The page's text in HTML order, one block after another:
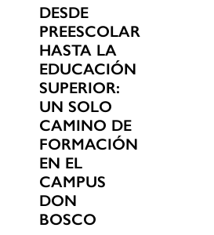
DESDE
PREESCOLAR
HASTA LA
EDUCACIÓN
SUPERIOR:
UN SOLO
CAMINO DE
FORMACIÓN
EN EL
CAMPUS
DON
BOSCO